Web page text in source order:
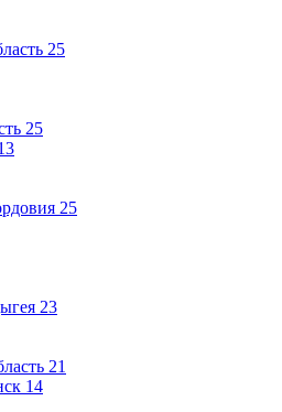
25
25
25
23
21
14